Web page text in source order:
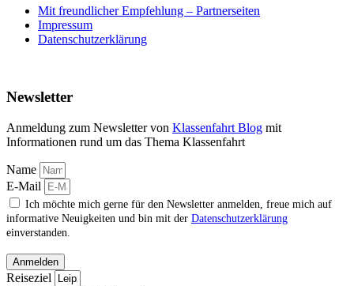
Mit freundlicher Empfehlung – Partnerseiten
Impressum
Datenschutzerklärung
Newsletter
Anmeldung zum Newsletter von Klassenfahrt Blog mit
Informationen rund um das Thema Klassenfahrt
Name
E-Mail
Ich möchte mich gerne für den Newsletter anmelden, freue mich auf
informative Neuigkeiten und bin mit der Datenschutzerklärung
einverstanden.
Anmelden
Reiseziel